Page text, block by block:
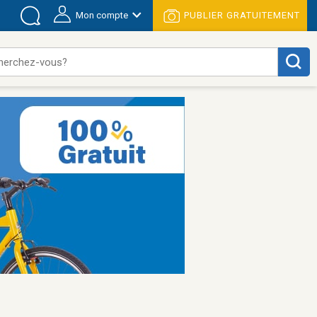
Mon compte PUBLIER GRATUITEMENT
vous?